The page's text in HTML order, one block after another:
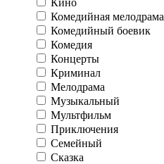
Комедийная мелодрама
Комедийный боевик
Комедия
Концерты
Криминал
Мелодрама
Музыкальный
Мультфильм
Приключения
Семейный
Сказка